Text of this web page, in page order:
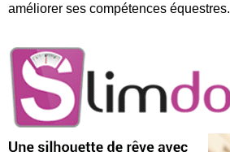
améliorer ses compétences équestres.